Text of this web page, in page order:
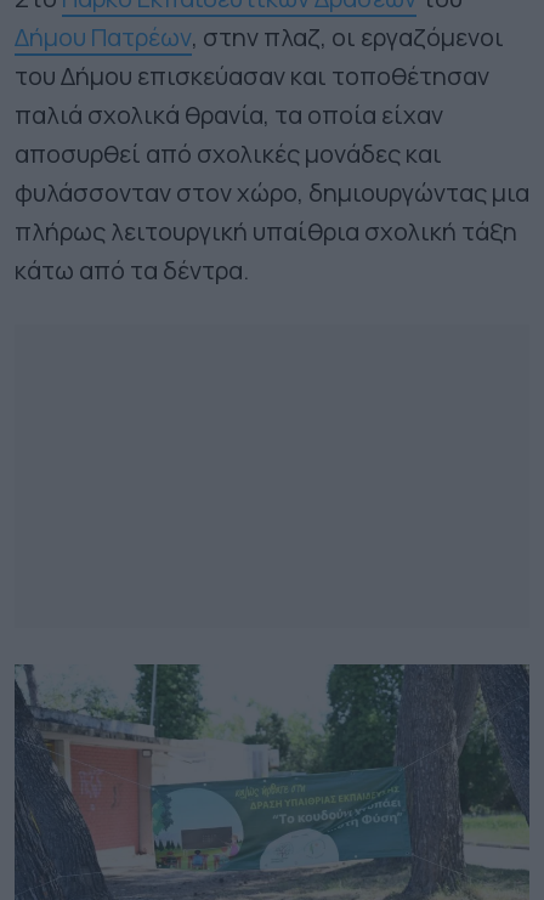
Δήμου Πατρέων, στην πλαζ, οι εργαζόμενοι
του Δήμου επισκεύασαν και τοποθέτησαν
παλιά σχολικά θρανία, τα οποία είχαν
αποσυρθεί από σχολικές μονάδες και
φυλάσσονταν στον χώρο, δημιουργώντας μια
πλήρως λειτουργική υπαίθρια σχολική τάξη
κάτω από τα δέντρα.